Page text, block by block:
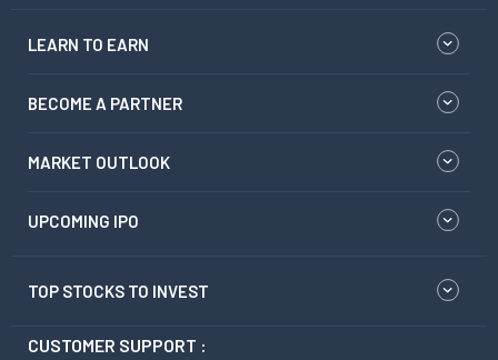
LEARN TO EARN
BECOME A PARTNER
MARKET OUTLOOK
UPCOMING IPO
TOP STOCKS TO INVEST
CUSTOMER SUPPORT :